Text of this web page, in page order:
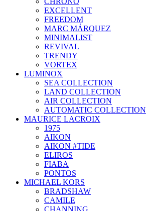
EXCELLENT
FREEDOM
MARC MÁRQUEZ
MINIMALIST
REVIVAL
TRENDY
VORTEX
LUMINOX
SEA COLLECTION
LAND COLLECTION
AIR COLLECTION
AUTOMATIC COLLECTION
MAURICE LACROIX
1975
AIKON
AIKON #TIDE
ELIROS
FIABA
PONTOS
MICHAEL KORS
BRADSHAW
CAMILE